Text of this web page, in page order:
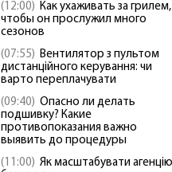
(12:00) Как ухаживать за грилем,
чтобы он прослужил много
сезонов
(07:55) Вентилятор з пультом
дистанційного керування: чи
варто переплачувати
(09:40) Опасно ли делать
подшивку? Какие
противопоказания важно
выявить до процедуры
(11:00) Як масштабувати агенцію